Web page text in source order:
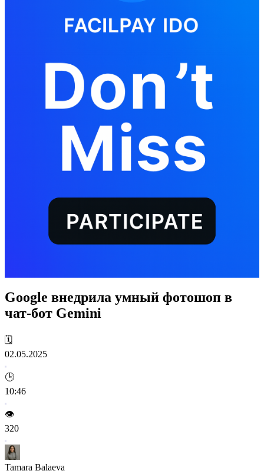
Google внедрила умный фотошоп в
чат-бот Gemini
🗓️
02.05.2025
🕒
10:46
👁️
320
Tamara Balaeva